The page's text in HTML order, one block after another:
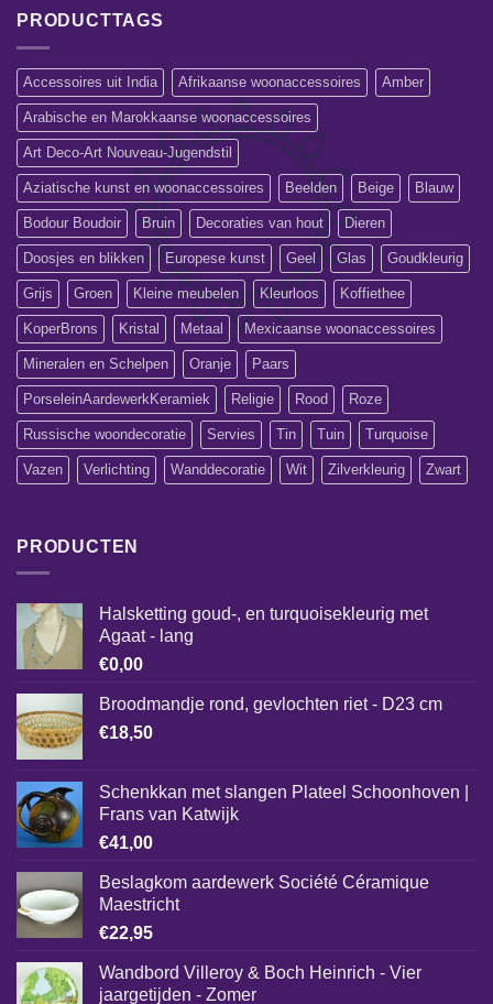
PRODUCTTAGS
Accessoires uit India Afrikaanse woonaccessoires Amber
Arabische en Marokkaanse woonaccessoires
Art Deco-Art Nouveau-Jugendstil
Aziatische kunst en woonaccessoires Beelden Beige Blauw
Bodour Boudoir Bruin Decoraties van hout Dieren
Doosjes en blikken Europese kunst Geel Glas Goudkleurig
Grijs Groen Kleine meubelen Kleurloos Koffiethee
KoperBrons Kristal Metaal Mexicaanse woonaccessoires
Mineralen en Schelpen Oranje Paars
PorseleinAardewerkKeramiek Religie Rood Roze
Russische woondecoratie Servies Tin Tuin Turquoise
Vazen Verlichting Wanddecoratie Wit Zilverkleurig Zwart
PRODUCTEN
Halsketting goud-, en turquoisekleurig met
Agaat - lang
€0,00
Broodmandje rond, gevlochten riet - D23 cm
€18,50
Schenkkan met slangen Plateel Schoonhoven |
Frans van Katwijk
€41,00
Beslagkom aardewerk Société Céramique
Maestricht
€22,95
Wandbord Villeroy & Boch Heinrich - Vier
jaargetijden - Zomer